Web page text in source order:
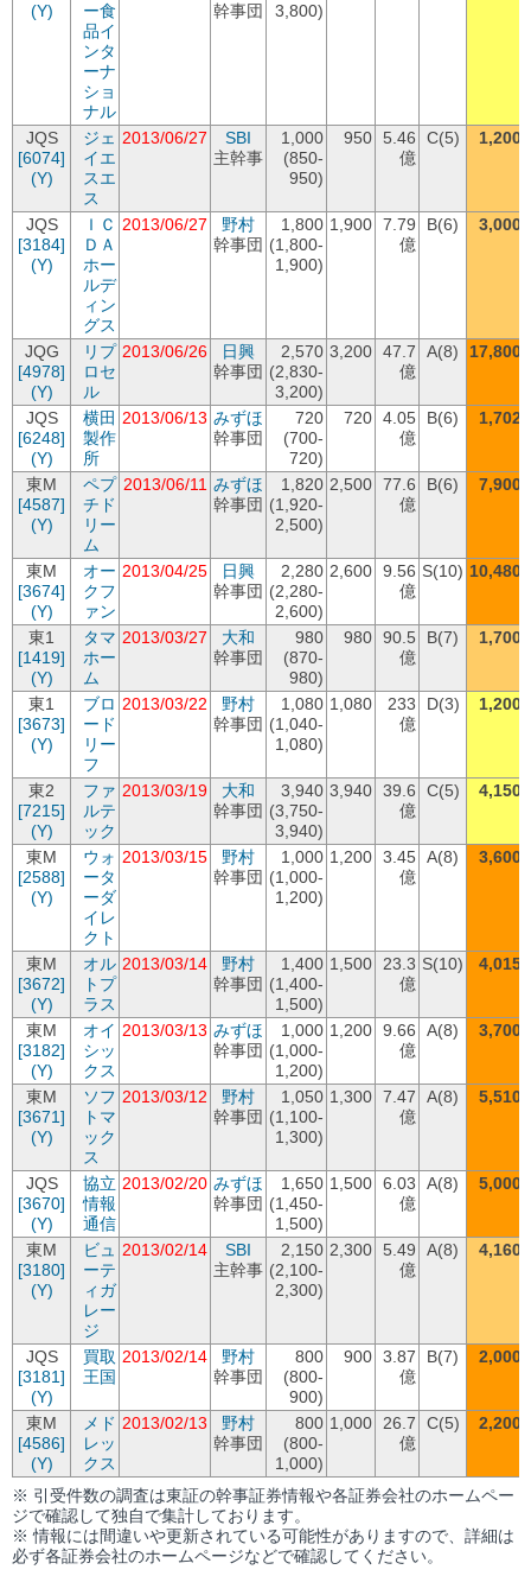
(Y)
ー食
品イ
ンタ
ーナ
ショ
ナル
幹事団 3,800)
JQS
[6074]
(Y)
ジェ
イエ
スエ
ス
2013/06/27
SBI
主幹事
1,000
(850-
950)
950 5.46
億
C(5) 1,200
JQS
[3184]
(Y)
ＩＣ
ＤＡ
ホー
ルデ
ィン
グス
2013/06/27
野村
幹事団
1,800
(1,800-
1,900)
1,900 7.79
億
B(6) 3,000
JQG
[4978]
(Y)
リプ
ロセ
ル
2013/06/26
日興
幹事団
2,570
(2,830-
3,200)
3,200 47.7
億
A(8)
17,800
JQS
[6248]
(Y)
横田
製作
所
2013/06/13 みずほ
幹事団
720
(700-
720)
720 4.05
億
B(6) 1,702
東M
[4587]
(Y)
ペプ
チド
リー
ム
2013/06/11 みずほ
幹事団
1,820
(1,920-
2,500)
2,500 77.6
億
B(6) 7,900
東M
[3674]
(Y)
オー
クフ
ァン
2013/04/25
日興
幹事団
2,280
(2,280-
2,600)
2,600 9.56
億
S(10) 10,480
東1
[1419]
(Y)
タマ
ホー
ム
2013/03/27
大和
幹事団
980
(870-
980)
980 90.5
億
B(7) 1,700
東1
[3673]
(Y)
ブロ
ード
リー
フ
2013/03/22
野村
幹事団
1,080
(1,040-
1,080)
1,080
233
億
D(3) 1,200
東2
[7215]
(Y)
ファ
ルテ
ック
2013/03/19
大和
幹事団
3,940
(3,750-
3,940)
3,940 39.6
億
C(5) 4,150
東M
[2588]
(Y)
ウォ
ータ
ーダ
イレ
クト
2013/03/15
野村
幹事団
1,000
(1,000-
1,200)
1,200 3.45
億
A(8) 3,600
東M
[3672]
(Y)
オル
トプ
ラス
2013/03/14
野村
幹事団
1,400
(1,400-
1,500)
1,500
23.3
億
S(10) 4,015
東M
[3182]
(Y)
オイ
シッ
クス
2013/03/13 みずほ
幹事団
1,000
(1,000-
1,200)
1,200 9.66
億
A(8) 3,700
東M
[3671]
(Y)
ソフ
トマ
ック
ス
2013/03/12
野村
幹事団
1,050
(1,100-
1,300)
1,300 7.47
億
A(8) 5,510
JQS
[3670]
(Y)
協立
情報
通信
2013/02/20 みずほ
幹事団
1,650
(1,450-
1,500)
1,500 6.03
億
A(8) 5,000
東M
[3180]
(Y)
ビュ
ーテ
ィガ
レー
ジ
2013/02/14
SBI
主幹事
2,150
(2,100-
2,300)
2,300 5.49
億
A(8) 4,160
JQS
[3181]
(Y)
買取
王国
2013/02/14
野村
幹事団
800
(800-
900)
900 3.87
億
B(7) 2,000
東M
[4586]
(Y)
メド
レッ
クス
2013/02/13
野村
幹事団
800
(800-
1,000)
1,000
26.7
億
C(5) 2,200
※ 引受件数の調査は東証の幹事証券情報や各証券会社のホームペー
ジで確認して独自で集計しております。
※ 情報には間違いや更新されている可能性がありますので、詳細は
必ず各証券会社のホームページなどで確認してください。